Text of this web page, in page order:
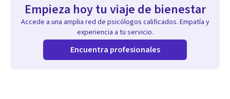
Empieza hoy tu viaje de bienestar
Accede a una amplia red de psicólogos calificados. Empatía y
experiencia a tu servicio.
Encuentra profesionales